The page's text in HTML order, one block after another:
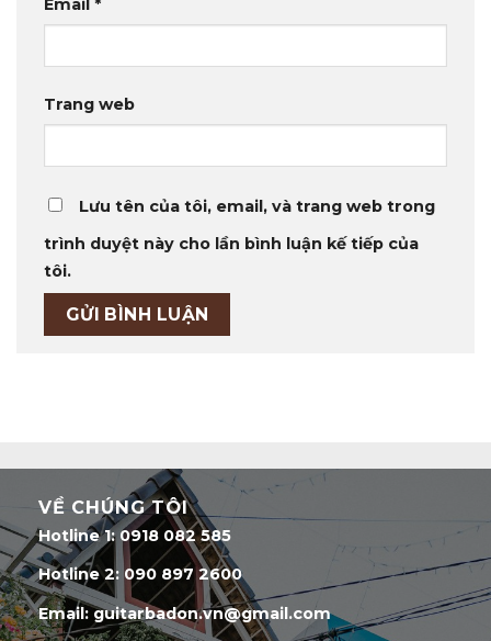
Email *
Trang web
Lưu tên của tôi, email, và trang web trong
trình duyệt này cho lần bình luận kế tiếp của
tôi.
VỀ CHÚNG TÔI
Hotline 1: 0918 082 585
Hotline 2: 090 897 2600
Email: guitarbadon.vn@gmail.com